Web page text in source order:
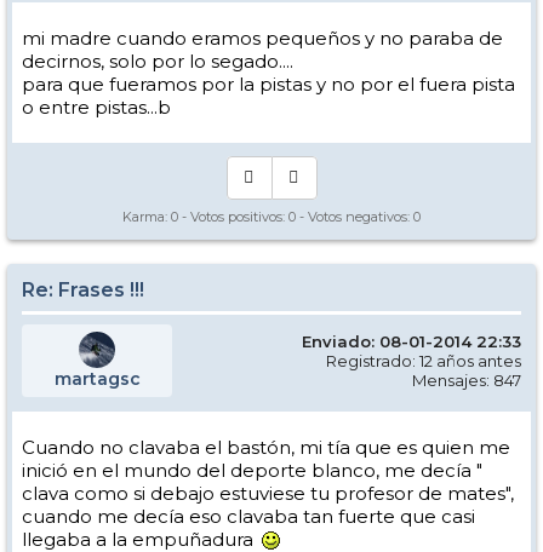
mi madre cuando eramos pequeños y no paraba de
decirnos, solo por lo segado....
para que fueramos por la pistas y no por el fuera pista
o entre pistas...b
Karma: 0 - Votos positivos: 0 - Votos negativos: 0
Re: Frases !!!
martagsc
Enviado: 08-01-2014 22:33
Registrado: 12 años antes
Mensajes: 847
Cuando no clavaba el bastón, mi tía que es quien me
inició en el mundo del deporte blanco, me decía "
clava como si debajo estuviese tu profesor de mates",
cuando me decía eso clavaba tan fuerte que casi
llegaba a la empuñadura